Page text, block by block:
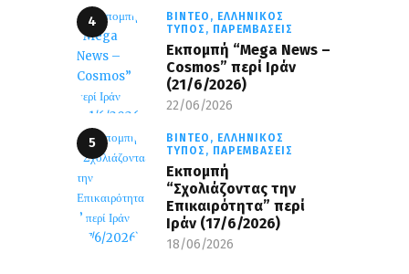
ΒΊΝΤΕΟ, ΕΛΛΗΝΙΚΌΣ
ΤΎΠΟΣ, ΠΑΡΕΜΒΆΣΕΙΣ
Eκπομπή “Mega News –
Cosmos” περί Ιράν
(21/6/2026)
22/06/2026
ΒΊΝΤΕΟ, ΕΛΛΗΝΙΚΌΣ
ΤΎΠΟΣ, ΠΑΡΕΜΒΆΣΕΙΣ
Εκπομπή
“Σχολιάζοντας την
Επικαιρότητα” περί
Ιράν (17/6/2026)
18/06/2026